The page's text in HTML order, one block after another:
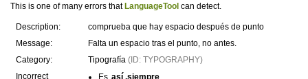
This is one of many errors that LanguageTool can detect.
Description:
comprueba que hay espacio después de punto
Message:
Falta un espacio tras el punto, no antes.
Category:
Tipografía (ID: TYPOGRAPHY)
Incorrect
Es así .siempre .